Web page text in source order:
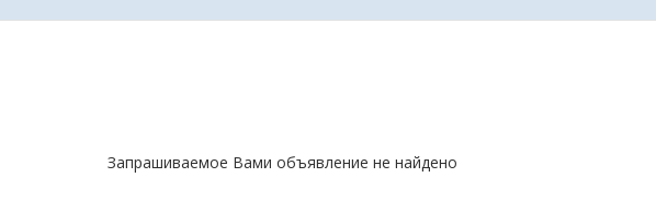
Запрашиваемое Вами объявление не найдено